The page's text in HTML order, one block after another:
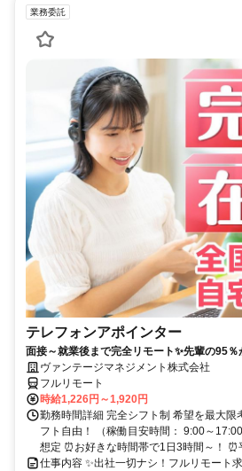
業務委託
テレフォンアポインター
面接～就業後まで完全リモート✨先輩の95
ヴァンテージマネジメント株式会社
フルリモート
時給1,226円～1,920円
勤務時間詳細 完全シフト制 希望を最大
フト自由！ （稼働目安時間： 9:00～
想定 ⏰お好きな時間帯で1日3時間～！ ⏰
仕事内容 ✨出社一切ナシ！フルリモート